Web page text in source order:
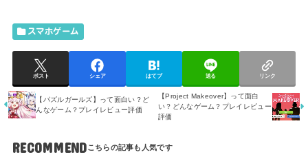
スマホゲーム
ポスト シェア はてブ 送る リンク
【パズルガールズ】って面白い？ど
んなゲーム？プレイレビュー評価
【Project Makeover】って面白
い？どんなゲーム？プレイレビュー
評価
RECOMMEND